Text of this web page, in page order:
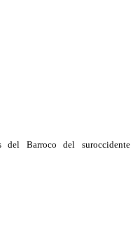
del Barroco del suroccidente